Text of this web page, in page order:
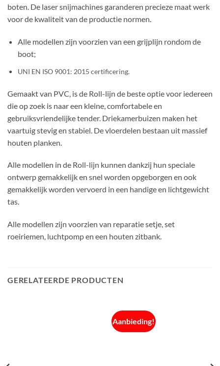
boten. De laser snijmachines garanderen precieze maat werk
voor de kwaliteit van de productie normen.
Alle modellen zijn voorzien van een grijplijn rondom de
boot;
UNI EN ISO 9001: 2015 certificering.
Gemaakt van PVC, is de Roll-lijn de beste optie voor iedereen
die op zoek is naar een kleine, comfortabele en
gebruiksvriendelijke tender. Driekamerbuizen maken het
vaartuig stevig en stabiel. De vloerdelen bestaan ​​uit massief
houten planken.
Alle modellen in de Roll-lijn kunnen dankzij hun speciale
ontwerp gemakkelijk en snel worden opgeborgen en ook
gemakkelijk worden vervoerd in een handige en lichtgewicht
tas.
Alle modellen zijn voorzien van reparatie setje, set
roeiriemen, luchtpomp en een houten zitbank.
GERELATEERDE PRODUCTEN
Aanbieding!